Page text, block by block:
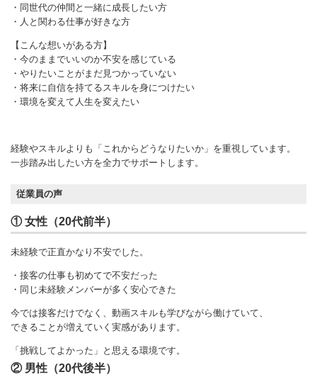
・同世代の仲間と一緒に成長したい方
・人と関わる仕事が好きな方
【こんな想いがある方】
・今のままでいいのか不安を感じている
・やりたいことがまだ見つかっていない
・将来に自信を持てるスキルを身につけたい
・環境を変えて人生を変えたい
経験やスキルよりも「これからどうなりたいか」を重視しています。
一歩踏み出したい方を全力でサポートします。
従業員の声
① 女性（20代前半）
未経験で正直かなり不安でした。
・接客の仕事も初めてで不安だった
・同じ未経験メンバーが多く安心できた
今では接客だけでなく、動画スキルも学びながら働けていて、
できることが増えていく実感があります。
「挑戦してよかった」と思える環境です。
② 男性（20代後半）